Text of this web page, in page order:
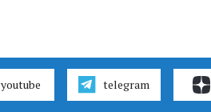
youtube telegram